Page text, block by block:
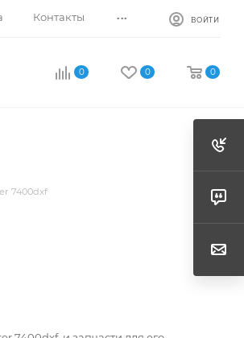
Контакты ... ВОЙТИ
0 0 0
7400dxf